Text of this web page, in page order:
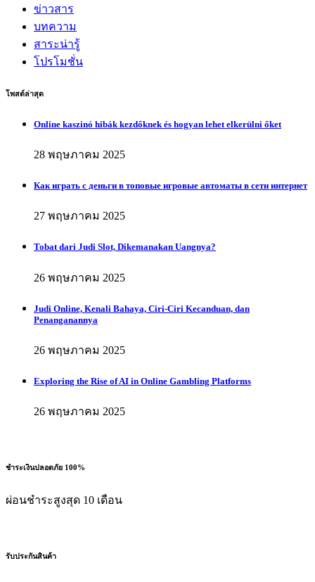
ข่าวสาร
บทความ
สาระน่ารู้
โปรโมชั่น
โพสต์ล่าสุด
Online kaszinó hibák kezdőknek és hogyan lehet elkerülni őket
28 พฤษภาคม 2025
Как играть с деньги в топовые игровые автоматы в сети интернет
27 พฤษภาคม 2025
Tobat dari Judi Slot, Dikemanakan Uangnya?
26 พฤษภาคม 2025
Judi Online, Kenali Bahaya, Ciri-Ciri Kecanduan, dan
Penanganannya
26 พฤษภาคม 2025
Exploring the Rise of AI in Online Gambling Platforms
26 พฤษภาคม 2025
ชำระเงินปลอดภัย 100%
ผ่อนชำระสูงสุด 10 เดือน
รับประกันสินค้า